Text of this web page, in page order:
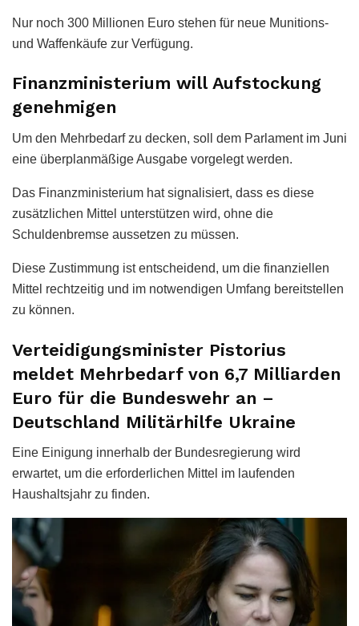
Nur noch 300 Millionen Euro stehen für neue Munitions-
und Waffenkäufe zur Verfügung.
Finanzministerium will Aufstockung
genehmigen
Um den Mehrbedarf zu decken, soll dem Parlament im Juni
eine überplanmäßige Ausgabe vorgelegt werden.
Das Finanzministerium hat signalisiert, dass es diese
zusätzlichen Mittel unterstützen wird, ohne die
Schuldenbremse aussetzen zu müssen.
Diese Zustimmung ist entscheidend, um die finanziellen
Mittel rechtzeitig und im notwendigen Umfang bereitstellen
zu können.
Verteidigungsminister Pistorius
meldet Mehrbedarf von 6,7 Milliarden
Euro für die Bundeswehr an –
Deutschland Militärhilfe Ukraine
Eine Einigung innerhalb der Bundesregierung wird
erwartet, um die erforderlichen Mittel im laufenden
Haushaltsjahr zu finden.